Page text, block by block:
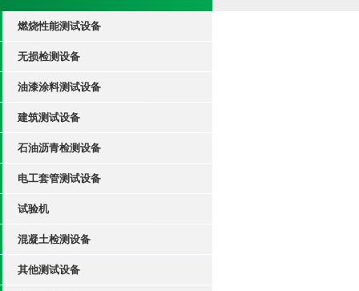
燃烧性能测试设备
无损检测设备
油漆涂料测试设备
建筑测试设备
石油沥青检测设备
电工套管测试设备
试验机
混凝土检测设备
其他测试设备